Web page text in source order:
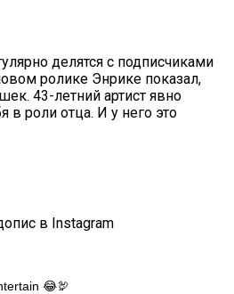
делятся с подписчиками
ролике Энрике показал,
43-летний артист явно
в роли отца. И у него это
в Instagram
😂🦃